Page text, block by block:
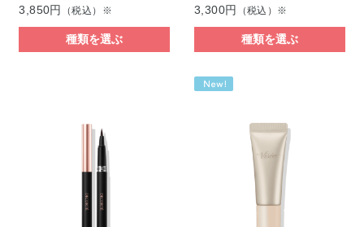
3,850円 （税込）※
種類を選ぶ
3,300円 （税込）※
種類を選ぶ